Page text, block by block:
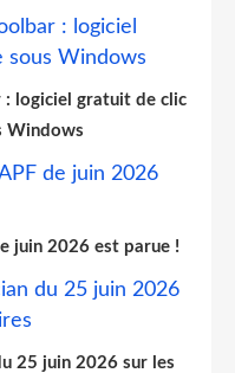
: logiciel gratuit de clic
Windows
juin 2026 est parue !
25 juin 2026 sur les